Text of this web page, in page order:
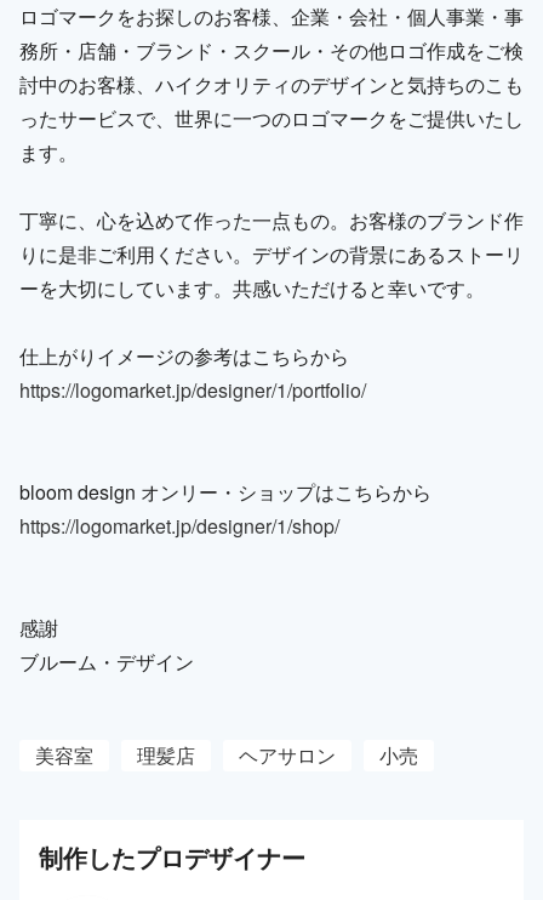
ロゴマークをお探しのお客様、企業・会社・個人事業・事
務所・店舗・ブランド・スクール・その他ロゴ作成をご検
討中のお客様、ハイクオリティのデザインと気持ちのこも
ったサービスで、世界に一つのロゴマークをご提供いたし
ます。
丁寧に、心を込めて作った一点もの。お客様のブランド作
りに是非ご利用ください。デザインの背景にあるストーリ
ーを大切にしています。共感いただけると幸いです。
仕上がりイメージの参考はこちらから
https://logomarket.jp/designer/1/portfolio/
bloom design オンリー・ショップはこちらから
https://logomarket.jp/designer/1/shop/
感謝
ブルーム・デザイン
美容室 理髪店 ヘアサロン 小売
制作したプロデザイナー